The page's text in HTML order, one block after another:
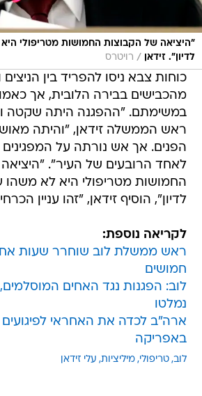
"היציאה של הקבוצות החמושות מטריפולי
לדיון". זידאן
/ רויטרס
כוחות צבא ניסו להפריד בין
מהכבישים בבירה הלובית, אך
במשימתם. "ההפגנה היתה שקטה
ראש הממשלה זידאן, "והיתה
הפנים. אך אש נורתה על
לאחד הרובעים של העיר".
החמושות מטריפולי היא לא
לדיון", הוסיף זידאן, "זהו עניין
לקריאה נוספת:
ראש ממשלת לוב שוחרר שעות
חמושים
לוב: הפגנות נגד האחים
נמלטו
ארה"ב לכדה את האחראי לפיגועים
באפריקה
לוב טריפולי מיליציות עלי זידאן